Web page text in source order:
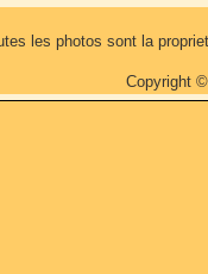
les photos sont la
Copyright